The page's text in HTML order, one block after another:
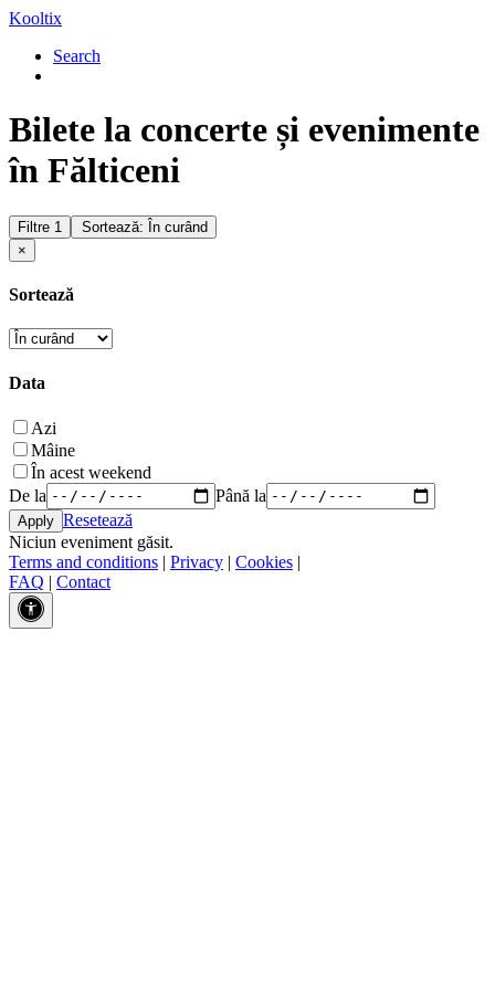
Kooltix
Search
Bilete la concerte și evenimente
în Fălticeni
Filtre 1
Sortează: În curând
×
Sortează
Data
Azi
Mâine
În acest weekend
De la
Până la
Resetează
Niciun eveniment găsit.
Terms and conditions | Privacy | Cookies |
FAQ | Contact